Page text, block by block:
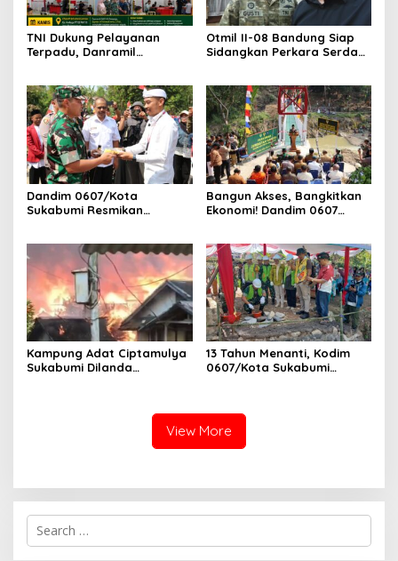
TNI Dukung Pelayanan
Terpadu, Danramil
dan Bazar UMKM
Otmil II-08 Bandung Siap
Sidangkan Perkara Serda
Cirebon
Dandim 0607/Kota
Sukabumi Resmikan
Bangun Akses, Bangkitkan
Ekonomi! Dandim 0607
Kampung Adat Ciptamulya
Sukabumi Dilanda
13 Tahun Menanti, Kodim
0607/Kota Sukabumi
Garuda Aryadipa
View More
S